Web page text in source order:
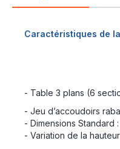
Caractéristiques de
- Table 3 plans (6
- Jeu d’accoudoirs
- Dimensions Standard
- Variation de la